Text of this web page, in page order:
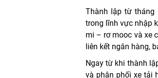
Thành lập từ tháng
trong lĩnh vực nhập
mi – rơ mooc và xe
liên kết ngân hàng,
Ngay từ khi thành
và phân phối xe tải